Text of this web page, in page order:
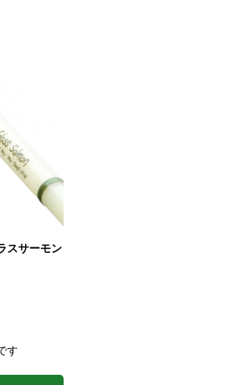
スサーモン
す